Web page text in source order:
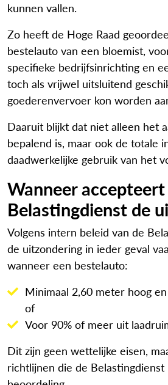
kunnen vallen.
Zo heeft de Hoge Raad
bestelauto van een bloemist,
specifieke bedrijfsinrichting en
toch als vrijwel uitsluitend
goederenvervoer kon worden
Daaruit blijkt dat niet alleen het
bepalend is, maar ook de totale
daadwerkelijke gebruik van het
Wanneer
Belastingdienst de
Volgens intern beleid van de
de uitzondering in ieder geval
wanneer een bestelauto:
Minimaal 2,60 meter hoog
of
Voor 90% of meer uit
Dit zijn geen wettelijke eisen,
richtlijnen die de